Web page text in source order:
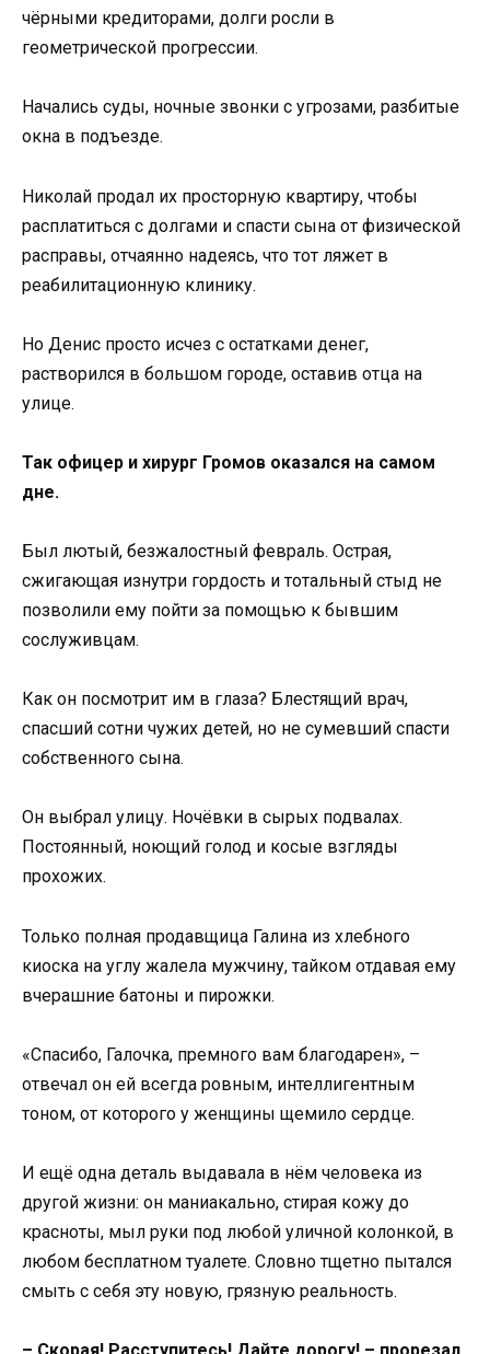
чёрными кредиторами, долги росли в
геометрической прогрессии.
Начались суды, ночные звонки с угрозами, разбитые
окна в подъезде.
Николай продал их просторную квартиру, чтобы
расплатиться с долгами и спасти сына от физической
расправы, отчаянно надеясь, что тот ляжет в
реабилитационную клинику.
Но Денис просто исчез с остатками денег,
растворился в большом городе, оставив отца на
улице.
Так офицер и хирург Громов оказался на самом
дне.
Был лютый, безжалостный февраль. Острая,
сжигающая изнутри гордость и тотальный стыд не
позволили ему пойти за помощью к бывшим
сослуживцам.
Как он посмотрит им в глаза? Блестящий врач,
спасший сотни чужих детей, но не сумевший спасти
собственного сына.
Он выбрал улицу. Ночёвки в сырых подвалах.
Постоянный, ноющий голод и косые взгляды
прохожих.
Только полная продавщица Галина из хлебного
киоска на углу жалела мужчину, тайком отдавая ему
вчерашние батоны и пирожки.
«Спасибо, Галочка, премного вам благодарен», –
отвечал он ей всегда ровным, интеллигентным
тоном, от которого у женщины щемило сердце.
И ещё одна деталь выдавала в нём человека из
другой жизни: он маниакально, стирая кожу до
красноты, мыл руки под любой уличной колонкой, в
любом бесплатном туалете. Словно тщетно пытался
смыть с себя эту новую, грязную реальность.